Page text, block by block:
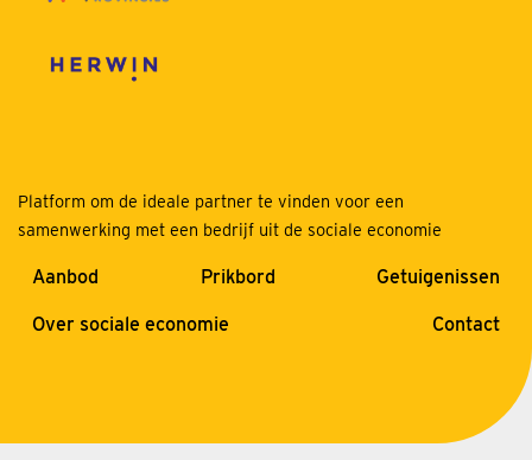
Platform om de ideale partner te vinden voor een
samenwerking met een bedrijf uit de sociale economie
Aanbod Prikbord Getuigenissen
Over sociale economie Contact